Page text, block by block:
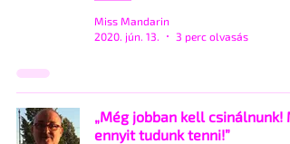
Miss Mandarin
2020. jún. 13.
3 perc olvasás
„Még jobban kell csinálnunk!
ennyit tudunk tenni!”